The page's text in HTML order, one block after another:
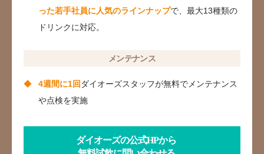
った若手社員に人気のラインナップで、最大13種類の
ドリンクに対応。
メンテナンス
4週間に1回 ダイオーズスタッフが無料でメンテナンス
や点検を実施
ダイオーズの公式HPから